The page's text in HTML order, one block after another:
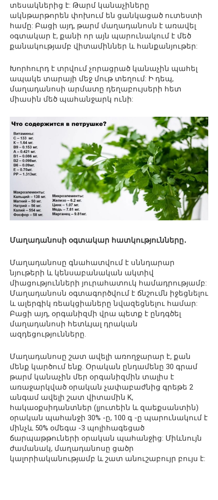
տեսակներից է: Թարմ կանաչիները
ակնթարթորեն փոխում են ցանկացած ուտեստի
համը: Բացի այդ, թարմ մաղադանոսն է առավել
օգտակար է, քանի որ այն պարունակում է մեծ
քանակությամբ վիտամիններ և հանքանյութեր:
Խորհուրդ է տրվում չորացրած կանաչին պահել
ապակե տարայի մեջ մութ տեղում: Ի դեպ,
մաղադանոսի արմատը դեղաբույսերի հետ
միասին մեծ պահանջարկ ունի:
Մաղադանոսի օգտակար հատկությունները․
Մաղադանոսը գնահատվում է սննդարար
նյութերի և կենսաբանական ակտիվ
միացությունների յուրահատուկ համադրությամբ:
Մաղադանոսն օգտագործվում է ճնշումն իջեցնելու
և ալերգիկ ռեակցիաները նվազեցնելու համար:
Բացի այդ, օրգանիզմի վրա պետք է ընդգծել
մաղադանոսի հետևյալ դրական
ազդեցությունները.
Մաղադանոսը շատ ավելի առողջարար է, քան
մենք կարծում ենք. Օրական ընդամենը 30 գրամ
թարմ կանաչին մեր օրգանիզմին տալիս է
առաջարկված օրական չափաբաժնից գրեթե 2
անգամ ավելի շատ վիտամին K,
հակաօքսիդանտներ (լյուտեին և զաեքսանտին)
օրական պահանջի 30% -ը, 100 գ -ը պարունակում է
մինչև 50% օմեգա -3 պոլիհագեցած
ճարպաթթուների օրական պահանջից: Միևնույն
ժամանակ, մաղադանոսը ցածր
կալորիականությամբ և շատ անուշաբույր բույս է: